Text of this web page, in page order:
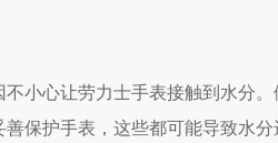
心让劳力士手表接触到水分。
保护手表，这些都可能导致水